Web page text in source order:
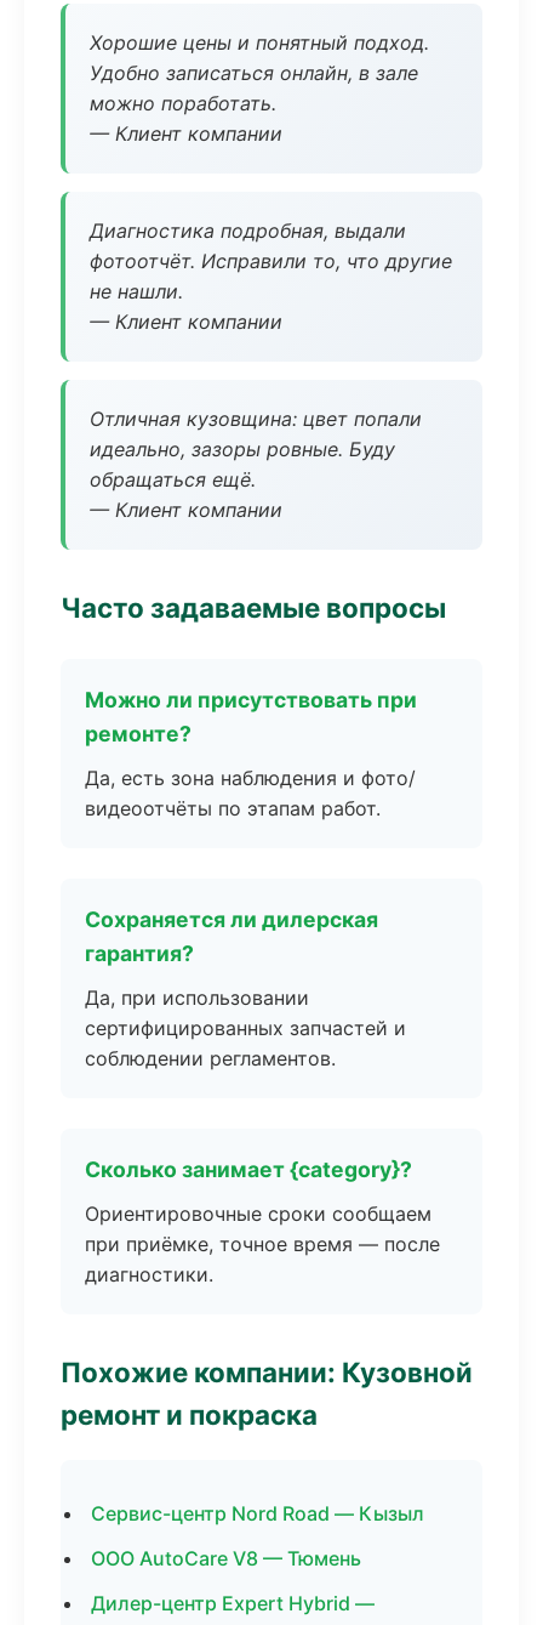
Хорошие цены и понятный подход.
Удобно записаться онлайн, в зале
можно поработать.
— Клиент компании
Диагностика подробная, выдали
фотоотчёт. Исправили то, что другие
не нашли.
— Клиент компании
Отличная кузовщина: цвет попали
идеально, зазоры ровные. Буду
обращаться ещё.
— Клиент компании
Часто задаваемые вопросы
Можно ли присутствовать при
ремонте?
Да, есть зона наблюдения и фото/
видеоотчёты по этапам работ.
Сохраняется ли дилерская
гарантия?
Да, при использовании
сертифицированных запчастей и
соблюдении регламентов.
Сколько занимает {category}?
Ориентировочные сроки сообщаем
при приёмке, точное время — после
диагностики.
Похожие компании: Кузовной
ремонт и покраска
Сервис-центр Nord Road — Кызыл
ООО AutoCare V8 — Тюмень
Дилер-центр Expert Hybrid —